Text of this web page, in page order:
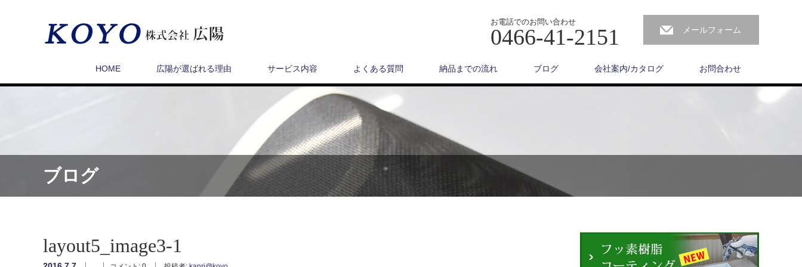
お電話でのお問い合わせ
0466-41-2151 メールフォーム
HOME 広陽が選ばれる理由 サービス内容 よくある質問 納品までの流れ ブログ 会社案内/カタログ お問合わせ
ブログ
layout5_image3-1